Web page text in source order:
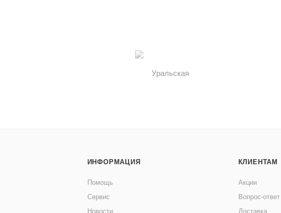
ИНФОРМАЦИЯ
Помощь
Сервис
Новости
КЛИЕНТАМ
Акции
Вопрос-ответ
Доставка